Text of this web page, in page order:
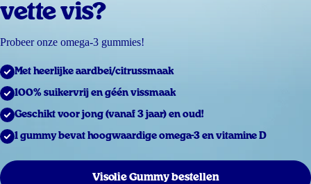
vette vis?
Probeer onze omega-3 gummies!
Met heerlijke aardbei/citrussmaak
100% suikervrij en géén vissmaak
Geschikt voor jong (vanaf 3 jaar) en oud!
1 gummy bevat hoogwaardige omega-3 en vitamine D
Visolie Gummy bestellen